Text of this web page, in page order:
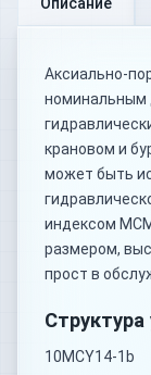
Аксиально-
номинальным
крановом и
может быть
индексом
размером,
прост в
10MCY14-1b